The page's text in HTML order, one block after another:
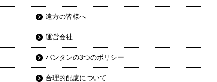
遠方の皆様へ
運営会社
バンタンの3つのポリシー
合理的配慮について